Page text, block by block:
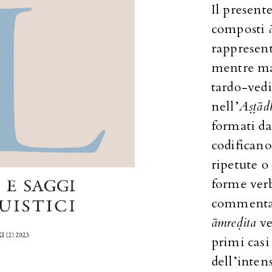
Il
composti
mentre
tardo-
nell’
formati
ripetute o
forme
āmreḍita
primi casi